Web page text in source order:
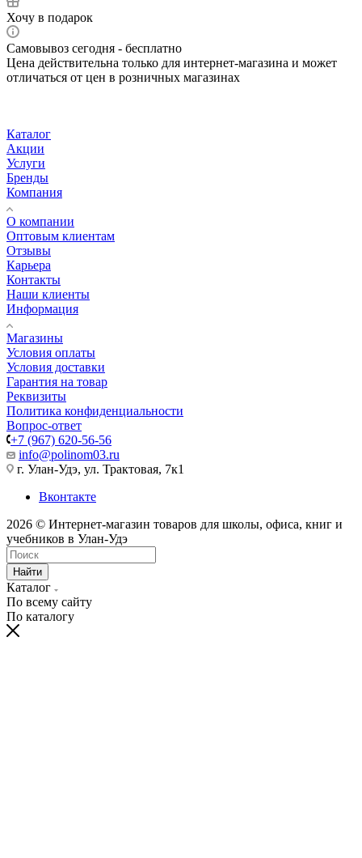
Хочу в подарок
Самовывоз сегодня - бесплатно
Цена действительна только для интернет-магазина и может
отличаться от цен в розничных магазинах
Каталог
Акции
Услуги
Бренды
Компания
О компании
Оптовым клиентам
Отзывы
Карьера
Контакты
Наши клиенты
Информация
Магазины
Условия оплаты
Условия доставки
Гарантия на товар
Реквизиты
Политика конфиденциальности
Вопрос-ответ
+7 (967) 620-56-56
info@polinom03.ru
г. Улан-Удэ, ул. Трактовая, 7к1
Вконтакте
2026 © Интернет-магазин товаров для школы, офиса, книг и
учебников в Улан-Удэ
Найти
Каталог
По всему сайту
По каталогу